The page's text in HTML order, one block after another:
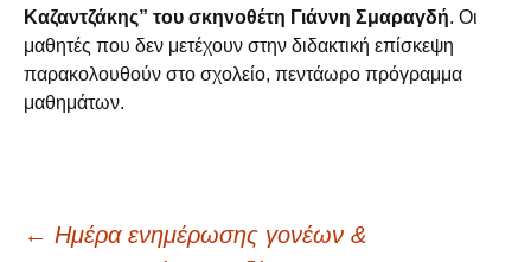
Καζαντζάκης” του σκηνοθέτη Γιάννη Σμαραγδή. Οι
μαθητές που δεν μετέχουν στην διδακτική επίσκεψη
παρακολουθούν στο σχολείο, πεντάωρο πρόγραμμα
μαθημάτων.
← Ημέρα ενημέρωσης γονέων &